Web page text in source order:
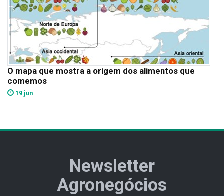
O mapa que mostra a origem dos alimentos que
comemos
19 jun
Newsletter
Agronegócios